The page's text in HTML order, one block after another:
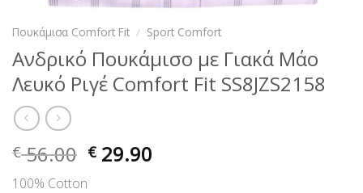
Πουκάμισα Comfort Fit / Sport Comfort
Ανδρικό Πουκάμισο με Γιακά Μάο
Λευκό Ριγέ Comfort Fit SS8JZS2158
€56.00 € 29.90
100% Cotton